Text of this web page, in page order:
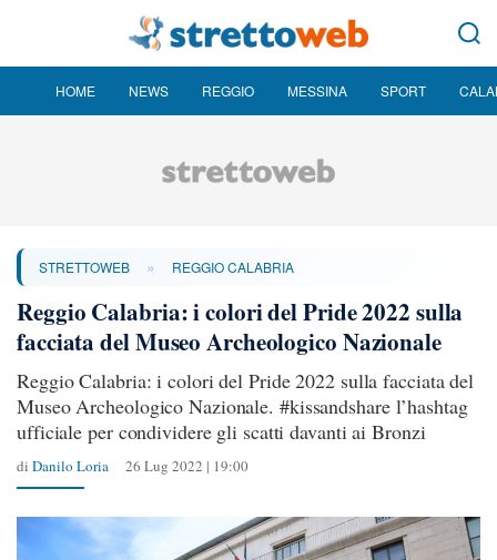
HOME NEWS REGGIO MESSINA SPORT
STRETTOWEB » REGGIO CALABRIA
Reggio Calabria: i colori del Pride 2022 sulla
facciata del Museo Archeologico Nazionale
Reggio Calabria: i colori del Pride 2022 sulla facciata del
Museo Archeologico Nazionale. #kissandshare l’hashtag
ufficiale per condividere gli scatti davanti ai Bronzi
di Danilo Loria 26 Lug 2022 | 19:00